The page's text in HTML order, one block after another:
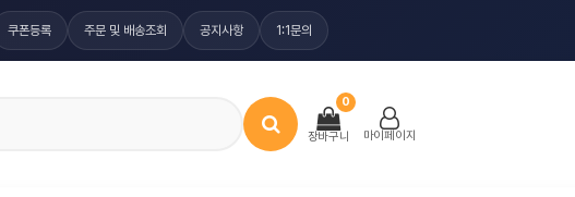
쿠폰등록 주문 및 배송조회 공지사항 1:1문의
장바구니
0
마이페이지